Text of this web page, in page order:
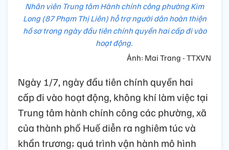
Nhân viên Trung tâm Hành chính công phường Kim
Long (87 Phạm Thị Liên) hỗ trợ người dân hoàn thiện
hồ sơ trong ngày đầu tiên chính quyền hai cấp đi vào
hoạt động.
Ảnh: Mai Trang - TTXVN
Ngày 1/7, ngày đầu tiên chính quyền hai
cấp đi vào hoạt động, không khí làm việc tại
Trung tâm hành chính công các phường, xã
của thành phố Huế diễn ra nghiêm túc và
khẩn trương; quá trình vận hành mô hình